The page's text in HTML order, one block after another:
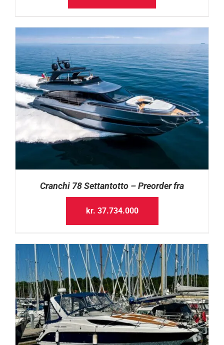
Cranchi 78 Settantotto – Preorder fra
kr. 37.734.000